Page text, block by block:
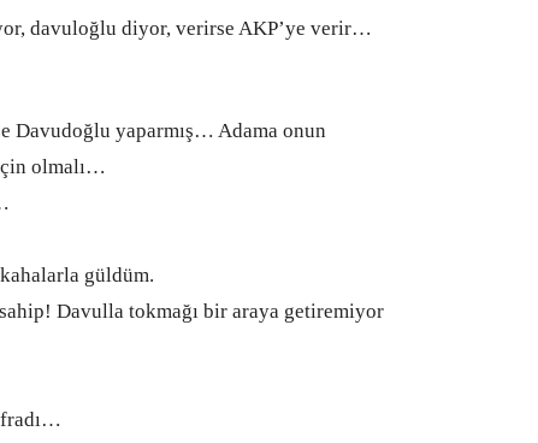
davuloğlu diyor, verirse AKP’ye verir…
Davudoğlu yaparmış… Adama onun
olmalı…
güldüm.
Davulla tokmağı bir araya getiremiyor